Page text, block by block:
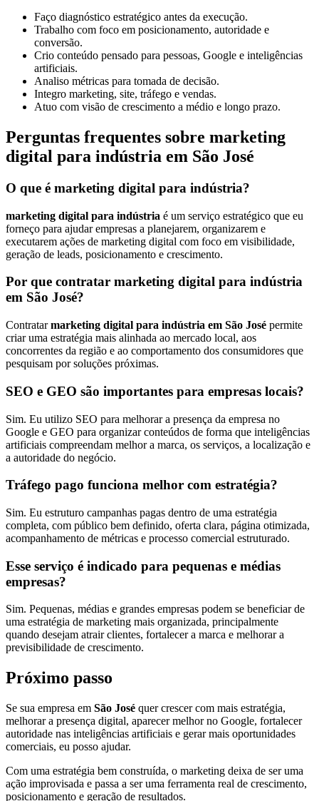
Faço diagnóstico estratégico antes da execução.
Trabalho com foco em posicionamento, autoridade e
conversão.
Crio conteúdo pensado para pessoas, Google e inteligências
artificiais.
Analiso métricas para tomada de decisão.
Integro marketing, site, tráfego e vendas.
Atuo com visão de crescimento a médio e longo prazo.
Perguntas frequentes sobre marketing
digital para indústria em São José
O que é marketing digital para indústria?
marketing digital para indústria é um serviço estratégico que eu
forneço para ajudar empresas a planejarem, organizarem e
executarem ações de marketing digital com foco em visibilidade,
geração de leads, posicionamento e crescimento.
Por que contratar marketing digital para indústria
em São José?
Contratarmarketing digital para indústria em São José permite
criar uma estratégia mais alinhada ao mercado local, aos
concorrentes da região e ao comportamento dos consumidores que
pesquisam por soluções próximas.
SEO e GEO são importantes para empresas locais?
Sim. Eu utilizo SEO para melhorar a presença da empresa no
Google e GEO para organizar conteúdos de forma que inteligências
artificiais compreendam melhor a marca, os serviços, a localização e
a autoridade do negócio.
Tráfego pago funciona melhor com estratégia?
Sim. Eu estruturo campanhas pagas dentro de uma estratégia
completa, com público bem definido, oferta clara, página otimizada,
acompanhamento de métricas e processo comercial estruturado.
Esse serviço é indicado para pequenas e médias
empresas?
Sim. Pequenas, médias e grandes empresas podem se beneficiar de
uma estratégia de marketing mais organizada, principalmente
quando desejam atrair clientes, fortalecer a marca e melhorar a
previsibilidade de crescimento.
Próximo passo
Se sua empresa em São José quer crescer com mais estratégia,
melhorar a presença digital, aparecer melhor no Google, fortalecer
autoridade nas inteligências artificiais e gerar mais oportunidades
comerciais, eu posso ajudar.
Com uma estratégia bem construída, o marketing deixa de ser uma
ação improvisada e passa a ser uma ferramenta real de crescimento,
posicionamento e geração de resultados.